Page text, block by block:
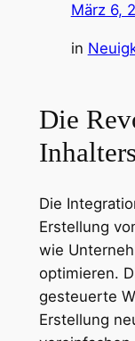
März 6,
in
Die
Die
Erstellung
wie
optimieren.
gesteuerte
Erstellung